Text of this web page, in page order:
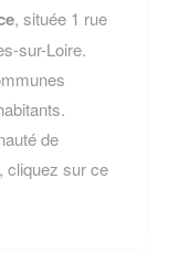
, située 1 rue
sur-Loire.
de
cliquez sur ce